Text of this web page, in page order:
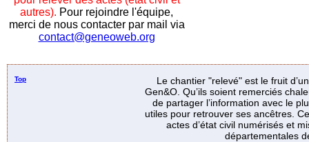
autres). Pour rejoindre l'équipe,
merci de nous contacter par mail via
contact@geneoweb.org
Top
Le chantier "relevé" est le fruit
Gen&O. Qu’ils soient remerciés
de partager l’information avec le
utiles pour retrouver ses ancêtres.
actes d’état civil numérisés et
départementales